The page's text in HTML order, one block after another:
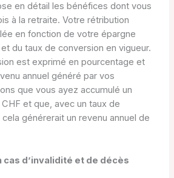
en détail les bénéfices dont vous
à la retraite. Votre rétribution
en fonction de votre épargne
du taux de conversion en vigueur.
est exprimé en pourcentage et
annuel généré par vos
que vous ayez accumulé un
et que, avec un taux de
générerait un revenu annuel de
cas d’invalidité et de décès